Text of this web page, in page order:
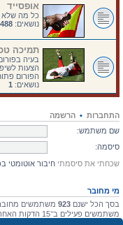
אופסייד
כל מה שלא
נושאים:
תמיכה
בעיה
הצעות
הפורום
נושאים: 1
התחברות • הרשמה
שם משתמש:
סיסמה:
שכחתי את סיסמתי חיבור
מי מחובר
בסך הכל ישנם 923
משתמשים פעילים ב־15 הדקות האחרונות)